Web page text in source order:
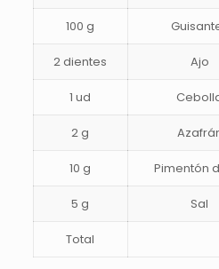
100 g
2 dientes Ajo
1 ud
2 g
10 g Pimentón
5 g Sal
Total